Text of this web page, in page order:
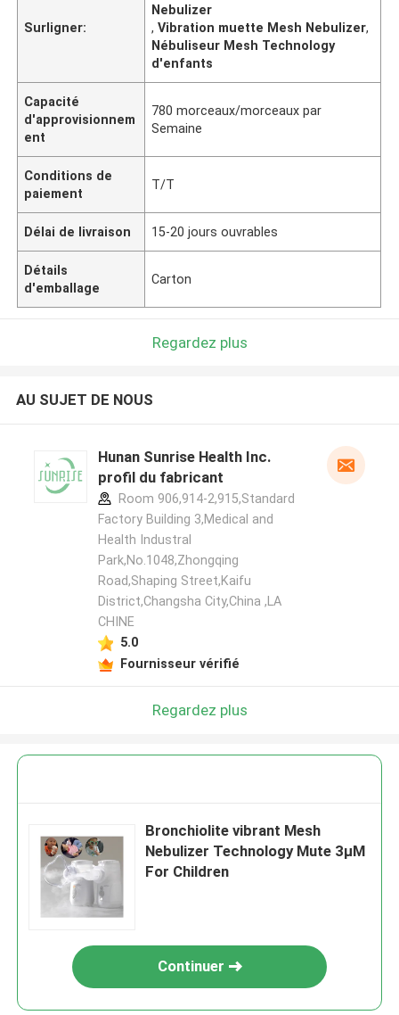
Surligner:
Nebulizer
,Vibration muette Mesh Nebulizer,
Nébuliseur Mesh Technology
d'enfants
Capacité
d'approvisionnem
ent
780 morceaux/morceaux par
Semaine
Conditions de
paiement
T/T
Délai de livraison 15-20 jours ouvrables
Détails
d'emballage
Carton
Regardez plus
AU SUJET DE NOUS
Hunan Sunrise Health Inc.
profil du fabricant
Room 906,914-2,915,Standard
Factory Building 3,Medical and
Health Industral
Park,No.1048,Zhongqing
Road,Shaping Street,Kaifu
District,Changsha City,China ,LA
CHINE
5.0
Fournisseur vérifié
Regardez plus
Bronchiolite vibrant Mesh
Nebulizer Technology Mute 3μM
For Children
Continuer